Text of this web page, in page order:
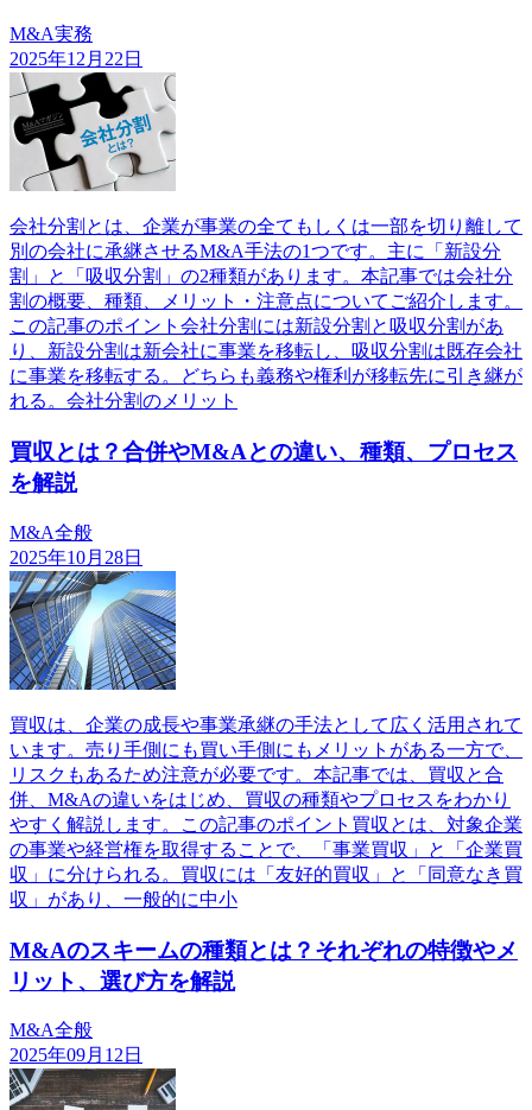
M&A実務
2025年12月22日
会社分割とは、企業が事業の全てもしくは一部を切り離して
別の会社に承継させるM&A手法の1つです。主に「新設分
割」と「吸収分割」の2種類があります。本記事では会社分
割の概要、種類、メリット・注意点についてご紹介します。
この記事のポイント会社分割には新設分割と吸収分割があ
り、新設分割は新会社に事業を移転し、吸収分割は既存会社
に事業を移転する。どちらも義務や権利が移転先に引き継が
れる。会社分割のメリット
買収とは？合併やM&Aとの違い、種類、プロセス
を解説
M&A全般
2025年10月28日
買収は、企業の成長や事業承継の手法として広く活用されて
います。売り手側にも買い手側にもメリットがある一方で、
リスクもあるため注意が必要です。本記事では、買収と合
併、M&Aの違いをはじめ、買収の種類やプロセスをわかり
やすく解説します。この記事のポイント買収とは、対象企業
の事業や経営権を取得することで、「事業買収」と「企業買
収」に分けられる。買収には「友好的買収」と「同意なき買
収」があり、一般的に中小
M&Aのスキームの種類とは？それぞれの特徴やメ
リット、選び方を解説
M&A全般
2025年09月12日